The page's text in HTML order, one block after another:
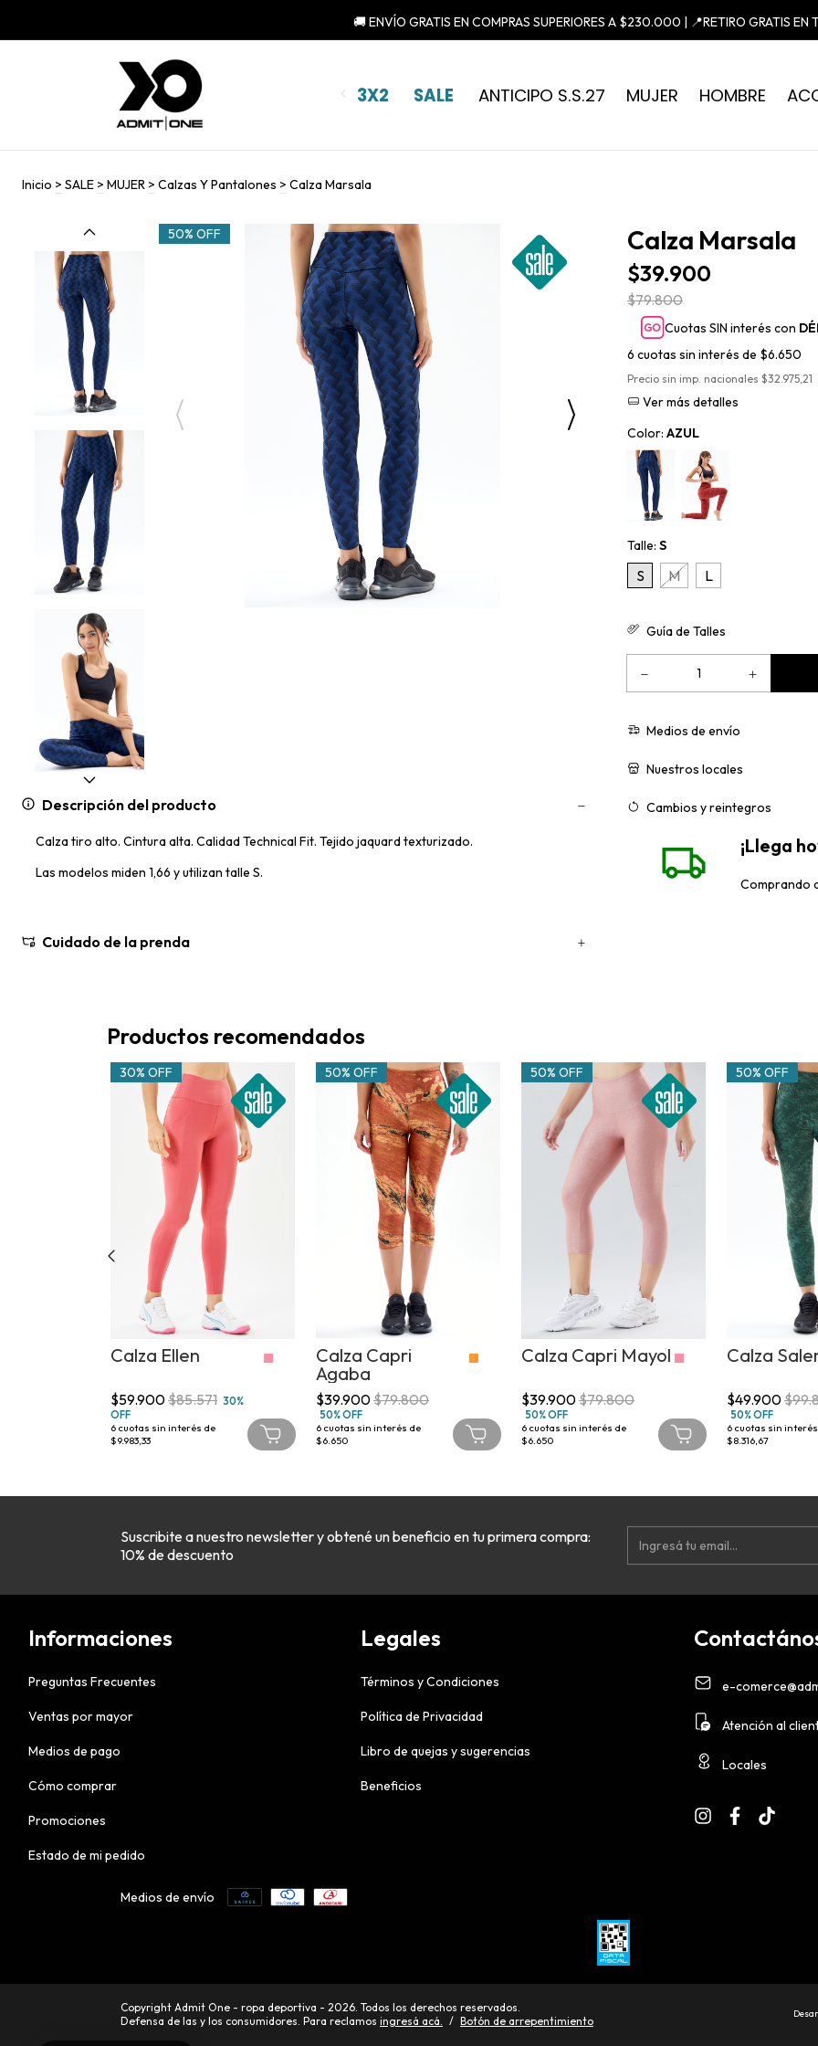
🚚 ENVÍO GRATIS EN COMPRAS SUPERIORES A $230.000 | 📍RETIRO GRATIS EN
3X2 SALE ANTICIPO S.S.27 MUJER HOMBRE
Inicio > SALE > MUJER > Calzas Y Pantalones > Calza Marsala
50% OFF
Descripción del producto
Calza tiro alto. Cintura alta. Calidad Technical Fit. Tejido jaquard texturizado.
Las modelos miden 1,66 y utilizan talle S.
Cuidado de la prenda
Calza Marsala
$39.900
$79.800
Cuotas SIN interés con
6 cuotas sin interés de $6.650
Precio sin imp. nacionales $32.975,21
Ver más detalles
Color: AZUL
Talle: S
S M L
Guía de Talles
Medios de envío
Nuestros locales
Cambios y reintegros
¡Llega
Comprando
Productos recomendados
30% OFF
Calza Ellen
$59.900$85.571 30%
OFF
6 cuotas sin interés de
$9.983,33
50% OFF
Calza Capri
Agaba
$39.900$79.800
50% OFF
6 cuotas sin interés de
$6.650
50% OFF
Calza Capri Mayol
$39.900$79.800
50% OFF
6 cuotas sin interés de
$6.650
50% OFF
Calza
$49.900
50% OFF
6 cuotas sin
$8.316,67
Suscribite a nuestro newsletter y obtené un beneficio en tu primera compra:
10% de descuento
Informaciones
Preguntas Frecuentes
Ventas por mayor
Medios de pago
Cómo comprar
Promociones
Estado de mi pedido
Legales
Términos y Condiciones
Política de Privacidad
Libro de quejas y sugerencias
Beneficios
e-
Atención al
Locales
Medios de envío
Copyright Admit One - ropa deportiva - 2026. Todos los derechos reservados.
Defensa de las y los consumidores. Para reclamos ingresá acá. / Botón de arrepentimiento